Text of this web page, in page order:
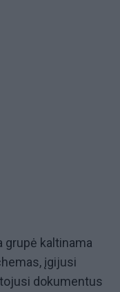
grupė kaltinama
įgijusi
dokumentus